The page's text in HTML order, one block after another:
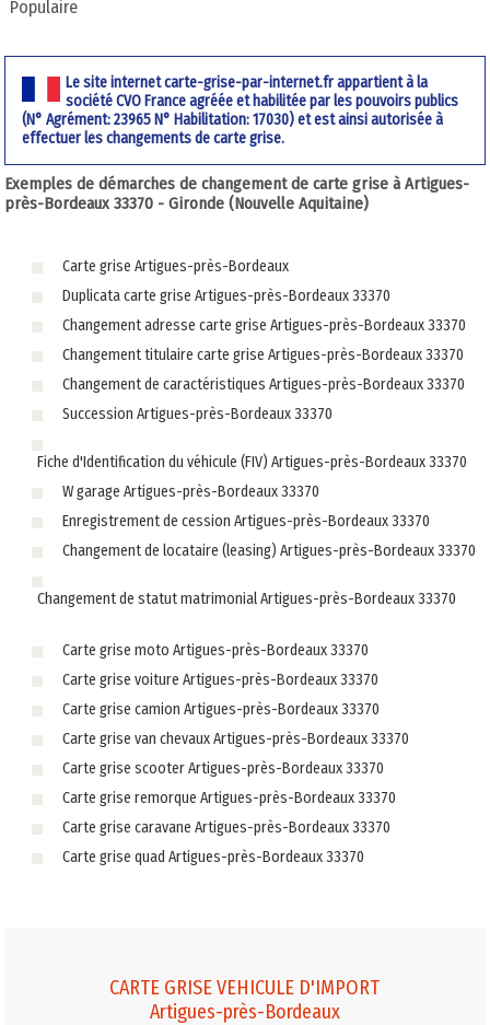
Populaire
Le site internet carte-grise-par-internet.fr appartient à la
société CVO France agréée et habilitée par les pouvoirs publics
(N° Agrément: 23965 N° Habilitation: 17030) et est ainsi autorisée à
effectuer les changements de carte grise.
Exemples de démarches de changement de carte grise à Artigues-
près-Bordeaux 33370 - Gironde (Nouvelle Aquitaine)
Carte grise Artigues-près-Bordeaux
Duplicata carte grise Artigues-près-Bordeaux 33370
Changement adresse carte grise Artigues-près-Bordeaux 33370
Changement titulaire carte grise Artigues-près-Bordeaux 33370
Changement de caractéristiques Artigues-près-Bordeaux 33370
Succession Artigues-près-Bordeaux 33370
Fiche d'Identification du véhicule (FIV) Artigues-près-Bordeaux 33370
W garage Artigues-près-Bordeaux 33370
Enregistrement de cession Artigues-près-Bordeaux 33370
Changement de locataire (leasing) Artigues-près-Bordeaux 33370
Changement de statut matrimonial Artigues-près-Bordeaux 33370
Carte grise moto Artigues-près-Bordeaux 33370
Carte grise voiture Artigues-près-Bordeaux 33370
Carte grise camion Artigues-près-Bordeaux 33370
Carte grise van chevaux Artigues-près-Bordeaux 33370
Carte grise scooter Artigues-près-Bordeaux 33370
Carte grise remorque Artigues-près-Bordeaux 33370
Carte grise caravane Artigues-près-Bordeaux 33370
Carte grise quad Artigues-près-Bordeaux 33370
CARTE GRISE VEHICULE D'IMPORT
Artigues-près-Bordeaux